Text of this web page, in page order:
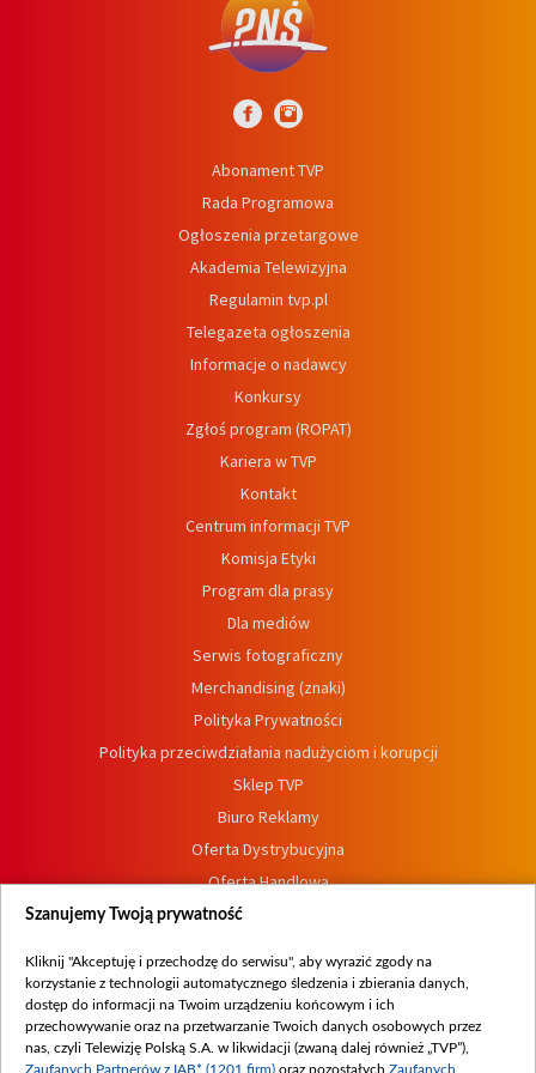
Abonament TVP
Rada Programowa
Ogłoszenia przetargowe
Akademia Telewizyjna
Regulamin tvp.pl
Telegazeta ogłoszenia
Informacje o nadawcy
Konkursy
Zgłoś program (ROPAT)
Kariera w TVP
Kontakt
Centrum informacji TVP
Komisja Etyki
Program dla prasy
Dla mediów
Serwis fotograficzny
Merchandising (znaki)
Polityka Prywatności
Polityka przeciwdziałania nadużyciom i korupcji
Sklep TVP
Biuro Reklamy
Oferta Dystrybucyjna
Oferta Handlowa
Dostępność
Procedura zgłoszeń wewnętrznych
Szanujemy Twoją prywatność
Kliknij "Akceptuję i przechodzę do serwisu", aby wyrazić zgody na
korzystanie z technologii automatycznego śledzenia i zbierania danych,
dostęp do informacji na Twoim urządzeniu końcowym i ich
przechowywanie oraz na przetwarzanie Twoich danych osobowych przez
nas, czyli Telewizję Polską S.A. w likwidacji (zwaną dalej również „TVP”),
Zaufanych Partnerów z IAB* (1201 firm) oraz pozostałych Zaufanych